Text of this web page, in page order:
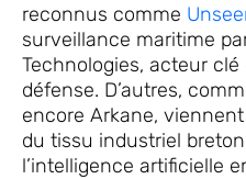
reconnus comme
surveillance maritime
Technologies, acteur clé
défense. D’autres,
encore Arkane,
du tissu industriel
l’intelligence artificielle